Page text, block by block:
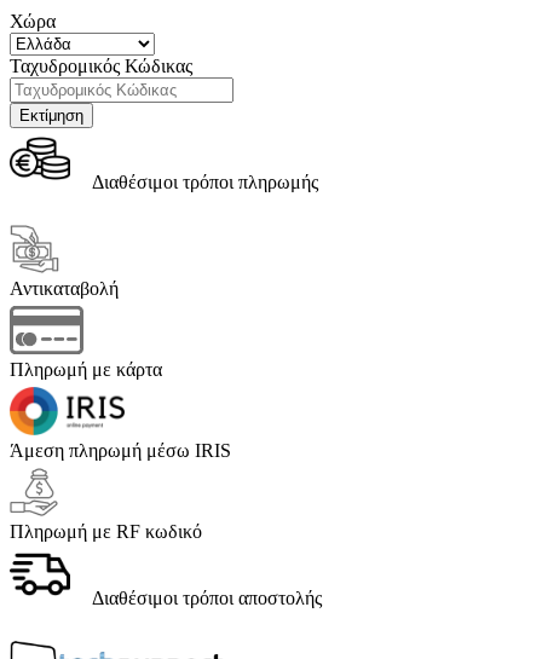
Χώρα
Ταχυδρομικός Κώδικας
Διαθέσιμοι τρόποι πληρωμής
Αντικαταβολή
Πληρωμή με κάρτα
Άμεση πληρωμή μέσω IRIS
Πληρωμή με RF κωδικό
Διαθέσιμοι τρόποι αποστολής